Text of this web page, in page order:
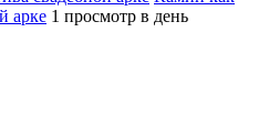
арке 1 просмотр в день